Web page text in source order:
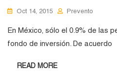
Oct 14, 2015 Prevento
En México, sólo el 0.9% de las
fondo de inversión. De acuerdo
READ MORE